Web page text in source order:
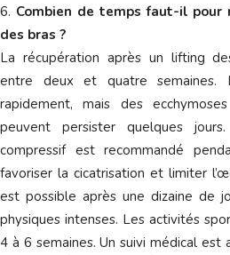
Combien de temps faut-il
des bras ?
La récupération après un lifting
entre deux et quatre semaines.
rapidement, mais des
peuvent persister quelques
compressif est recommandé
favoriser la cicatrisation et limiter
est possible après une dizaine de
physiques intenses. Les activités
4 à 6 semaines. Un suivi médical est